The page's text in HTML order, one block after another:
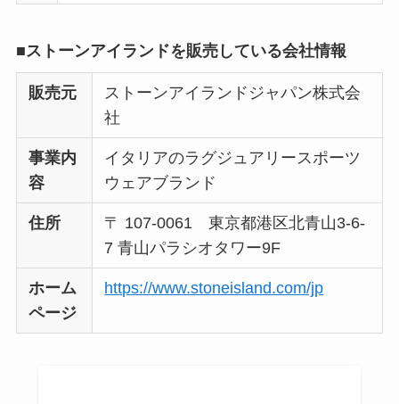
■ストーンアイランドを販売している会社情報
販売元
ストーンアイランドジャパン株式会
社
事業内
容
イタリアのラグジュアリースポーツ
ウェアブランド
住所
〒 107-0061 東京都港区北青山3-6-
7 青山パラシオタワー9F
ホーム
ページ
https://www.stoneisland.com/jp